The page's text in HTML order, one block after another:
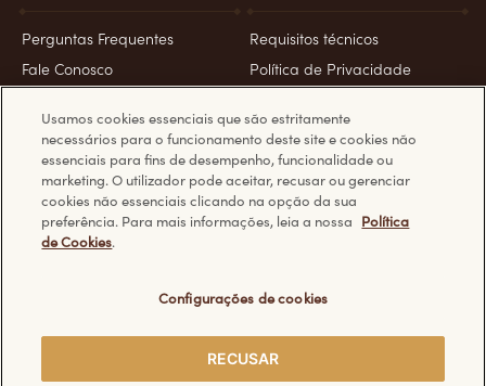
Perguntas Frequentes
Fale Conosco
Requisitos técnicos
Política de Privacidade
© Ferrero 2026. Todos os direitos reservados.
Descubra outros sites da Ferrero:
Usamos cookies essenciais que são estritamente
necessários para o funcionamento deste site e cookies não
essenciais para fins de desempenho, funcionalidade ou
marketing. O utilizador pode aceitar, recusar ou gerenciar
cookies não essenciais clicando na opção da sua
preferência. Para mais informações, leia a nossa Política
de Cookies.
Configurações de cookies
RECUSAR